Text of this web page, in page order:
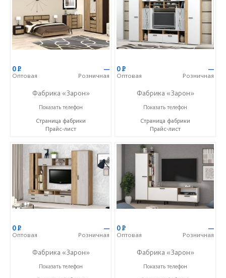
0Р
Оптовая
—
Розничная
Фабрика «Зарон»
+7 (8412) 21-50-66
Показать телефон
Страница фабрики
Прайс-лист
0Р
Оптовая
—
Розничная
Фабрика «Зарон»
+7 (8412) 21-50-66
Показать телефон
Страница фабрики
Прайс-лист
0Р
Оптовая
—
Розничная
Фабрика «Зарон»
+7 (8412) 21-50-66
Показать телефон
0Р
Оптовая
—
Розничная
Фабрика «Зарон»
+7 (8412) 21-50-66
Показать телефон